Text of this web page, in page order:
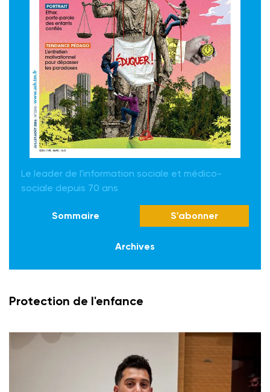
Le leader de l'information sociale et médico-
sociale depuis 70 ans
Sommaire S'abonner
Archives
Protection de l'enfance